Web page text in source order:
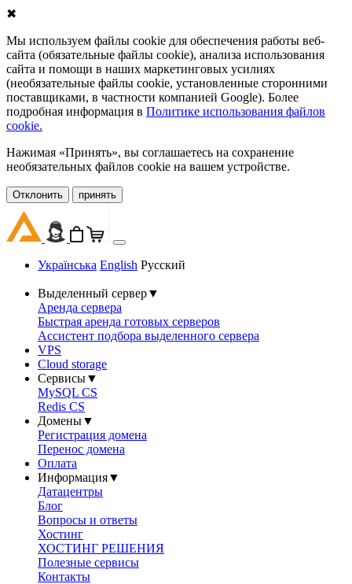
✖
Мы используем файлы cookie для обеспечения работы веб-
сайта (обязательные файлы cookie), анализа использования
сайта и помощи в наших маркетинговых усилиях
(необязательные файлы cookie, установленные сторонними
поставщиками, в частности компанией Google). Более
подробная информация в Политике использования файлов
cookie.
Нажимая «Принять», вы соглашаетесь на сохранение
необязательных файлов cookie на вашем устройстве.
Oтклонить принять
Українська English Русский
Выделенный сервер▼
Аренда сервера
Быстрая аренда готовых серверов
Ассистент подбора выделенного сервера
VPS
Cloud storage
Сервисы▼
MySQL CS
Redis CS
Домены▼
Регистрация домена
Перенос домена
Оплата
Информация▼
Датацентры
Блог
Вопросы и ответы
Хостинг
ХОСТИНГ РЕШЕНИЯ
Полезные сервисы
Контакты